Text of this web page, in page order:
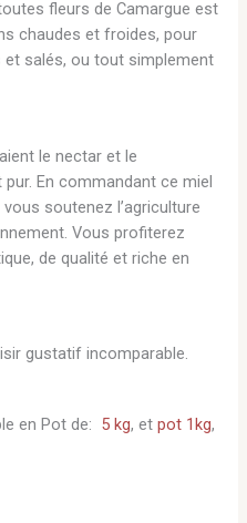
fleurs de Camargue est
chaudes et froides, pour
salés, ou tout simplement
le nectar et le
En commandant ce miel
soutenez l’agriculture
Vous profiterez
de qualité et riche en
gustatif incomparable.
en Pot de: 5 kg, etpot 1kg,